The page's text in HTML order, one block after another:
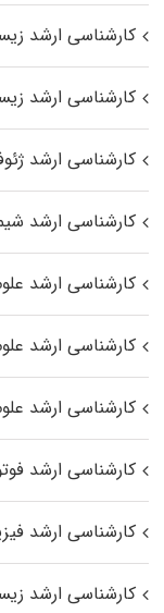
کارشناسی ارشد
کارشناسی ارشد
کارشناسی ارشد
کارشناسی ارشد
کارشناسی ارشد
کارشناسی ارشد
کارشناسی ارشد
کارشناسی ارشد
کارشناسی ارشد
کارشناسی ارشد